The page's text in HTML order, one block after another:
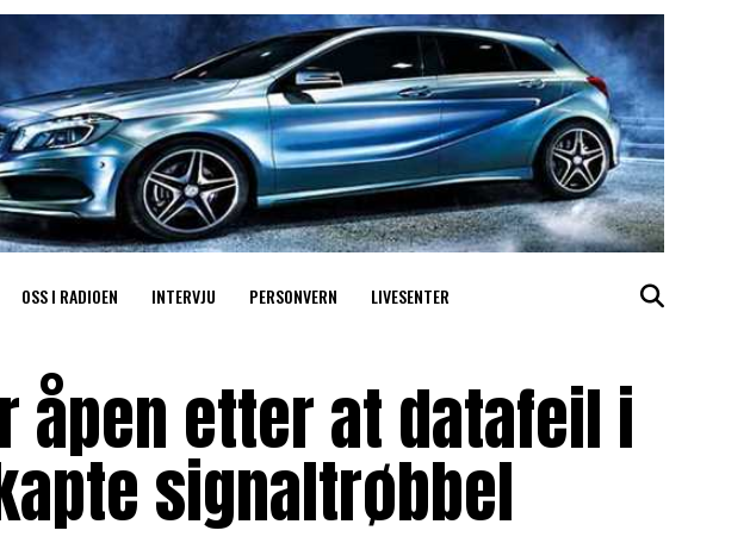
OSS I RADIOEN INTERVJU PERSONVERN LIVESENTER
åpen etter at datafeil i
signaltrøbbel